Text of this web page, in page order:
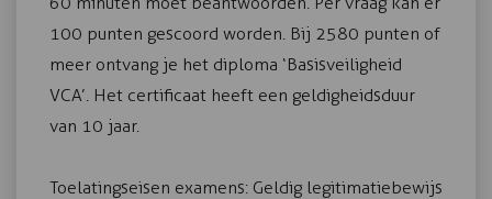
100 punten gescoord worden. Bij 2580 punten of
meer ontvang je het diploma ‘Basisveiligheid
VCA’. Het certificaat heeft een geldigheidsduur
van 10 jaar.
Toelatingseisen examens: Geldig legitimatiebewijs